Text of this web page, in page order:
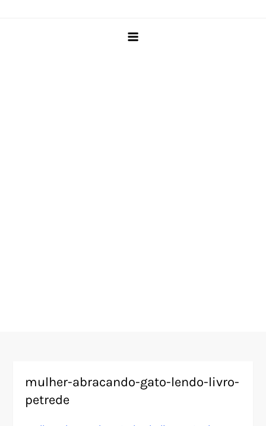
mulher-abracando-gato-lendo-livro-
petrede